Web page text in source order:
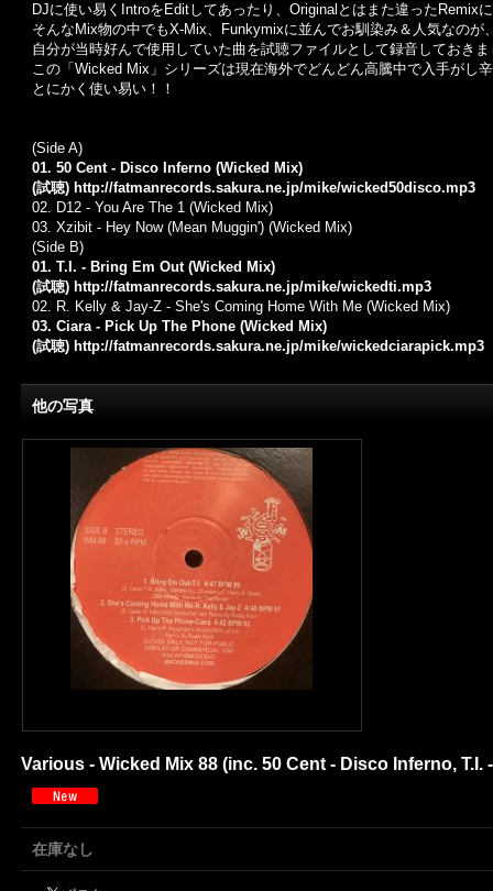
DJに使い易く Introを Editしてあったり、 Original とはまた違った Remix
そんな Mix物の中でもX-Mix、 Funkymixに並んでお馴染み＆人気なのが
自分が当時好んで使用していた曲を試聴ファイルとして録音しておき
この「Wicked Mix」シリーズは現在海外でどんどん高騰中で入手がし
とにかく使い易い！！
(Side A)
01. 50 Cent - Disco Inferno (Wicked Mix)
(試聴) http://fatmanrecords.sakura.ne.jp/mike/wicked50disco.mp3
02. D12 - You Are The 1 (Wicked Mix)
03. Xzibit - Hey Now (Mean Muggin') (Wicked Mix)
(Side B)
01. T.I. - Bring Em Out (Wicked Mix)
(試聴) http://fatmanrecords.sakura.ne.jp/mike/wickedti.mp3
02. R. Kelly & Jay-Z - She's Coming Home With Me (Wicked Mix)
03. Ciara- Pick Up The Phone (Wicked Mix)
(試聴) http://fatmanrecords.sakura.ne.jp/mike/wickedciarapick.mp3
他の写真
Various - Wicked Mix 88 (inc. 50 Cent - Disco Inferno,
在庫なし